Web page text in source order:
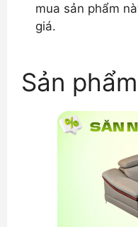
mua sản phẩm
giá.
Sản